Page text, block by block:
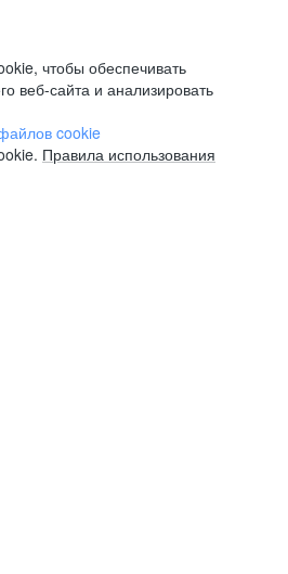
чтобы обеспечивать
веб-сайта и анализировать
cookie
Правила использования